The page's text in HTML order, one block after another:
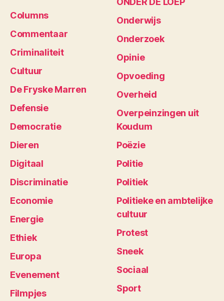
Columns
Commentaar
Criminaliteit
Cultuur
De Fryske Marren
Defensie
Democratie
Dieren
Digitaal
Discriminatie
Economie
Energie
Ethiek
Europa
Evenement
Filmpjes
Onderwijs
Onderzoek
Opinie
Opvoeding
Overheid
Overpeinzingen uit
Koudum
Poëzie
Politie
Politiek
Politieke en ambtelijke
cultuur
Protest
Sneek
Sociaal
Sport